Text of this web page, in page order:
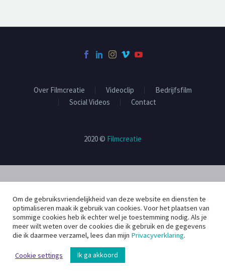
Over Filmcreatie Videoclip
Bedrijfsfilm
Social Videos
Contact
2020 © Filmcreatie
Om de gebruiksvriendelijkheid van deze website en diensten te
optimaliseren maak ik gebruik van cookies. Voor het plaatsen van
sommige cookies heb ik echter wel je toestemming nodig. Als je
meer wilt weten over de cookies die ik gebruik en de gegevens
die ik daarmee verzamel, lees dan mijn Privacyverklaring.
Cookie settings Ik ga akkoord